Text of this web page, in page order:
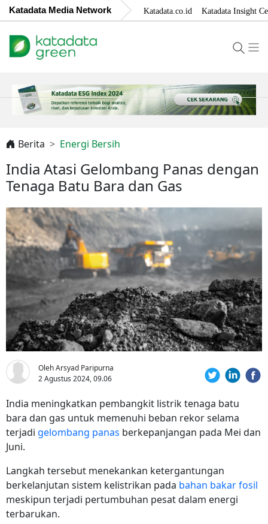
Katadata Media Network Katadata.co.id Katadata Insight
Berita Energi Bersih
India Atasi Gelombang Panas dengan
Tenaga Batu Bara dan Gas
Oleh Arsyad Paripurna
2 Agustus 2024, 09.06
India meningkatkan pembangkit listrik tenaga batu
bara dan gas untuk memenuhi beban rekor selama
terjadi gelombang panas berkepanjangan pada Mei dan
Juni.
Langkah tersebut menekankan ketergantungan
berkelanjutan sistem kelistrikan pada bahan bakar fosil
meskipun terjadi pertumbuhan pesat dalam energi
terbarukan.